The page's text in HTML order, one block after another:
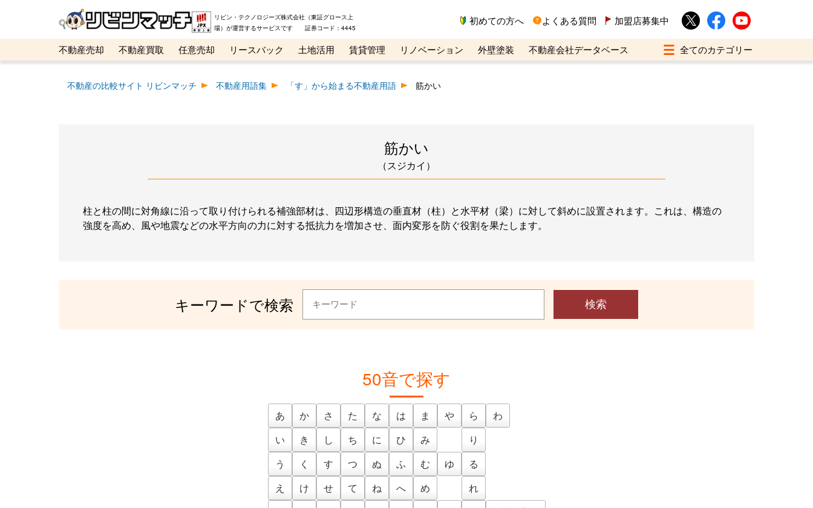
リビン・テクノロジーズ株式会社（東証グロース上
場）が運営するサービスです 証券コード：4445
初めての方へ よくある質問 加盟店募集中
不動産売却 不動産買取 任意売却 リースバック 土地活用 賃貸管理 リノベーション 外壁塗装
不動産会社データベース
メタ住宅展示場
ベスト不動産カンパニー オンライン講座 リビンマガジンBiz 不動産売却ご相談デスク
不動産の比較サイト リビンマッチ 不動産用語集 「す」から始まる不動産用語 筋かい
筋かい
（スジカイ）
柱と柱の間に対角線に沿って取り付けられる補強部材は、四辺形構造の垂直材（柱）と水平材（梁）に対して斜めに設置されます。これは、構造の
強度を高め、風や地震などの水平方向の力に対する抵抗力を増加させ、面内変形を防ぐ役割を果たします。
キーワードで検索
50音で探す
あ
い
う
え
か
き
く
け
さ
し
す
せ
た
ち
つ
て
な
に
ぬ
ね
は
ひ
ふ
へ
ま
み
む
め
や
ゆ
ら
り
る
れ
わ